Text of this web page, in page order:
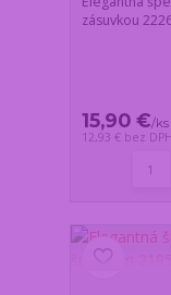
zásuvkou
15,90 €/ks
12,93 € bez DPH